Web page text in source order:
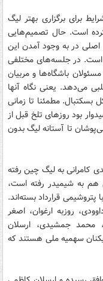
برای برگزاری بهتر لیگ
است. حال تصمیم‌هایی
اصلی در به وجود آمدن این
است. در جلسه‌های مختلفی
باشگاه‌ها و مربیان
می‌دهد. یعنی نگاه آنها
مطمئنا تا زمانی
بود روزهای تلخ قبل از
تا آستانه لیگ بدون
کامرانی به لیگ چین رفته
هم به شیمیدر رفته است،
پتروشیمی قرارداد بسته‌اند.
روزبه ارغوان،‌ اصغر
محمد جمشیدی، ارسلان
سهمیه ملی هستند که